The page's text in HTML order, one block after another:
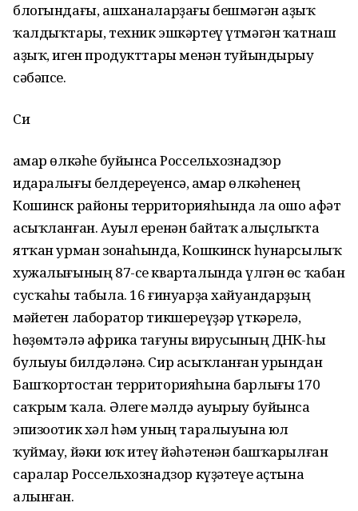
блогындағы, ашханаларҙағы бешмәгән аҙыҡ
ҡалдыҡтары, техник эшкәртеү үтмәгән ҡатнаш
аҙыҡ, иген продукттары менән туйындырыу
сәбәпсе.
Си
Һамар өлкәһе буйынса Россельхознадзор
идаралығы белдереүенсә, Һамар өлкәһенең
Кошинск районы территорияһында ла ошо афәт
асыҡланған. Ауыл еренән байтаҡ алыҫлыҡта
ятҡан урман зонаһында, Кошкинск һунарсылыҡ
хужалығының 87-се кварталында үлгән өс ҡабан
сусҡаһы табыла. 16 ғинуарҙа хайуандарҙың
мәйетен лаборатор тикшереүҙәр үткәрелә,
һөҙөмтәлә африка тағуны вирусының ДНК-һы
булыуы билдәләнә. Сир асыҡланған урындан
Башҡортостан территорияһына барлығы 170
саҡрым ҡала. Әлеге мәлдә ауырыу буйынса
эпизоотик хәл һәм уның таралыуына юл
ҡуймау, йәки юҡ итеү йәһәтенән башҡарылған
саралар Россельхознадзор күҙәтеүе аҫтына
алынған.